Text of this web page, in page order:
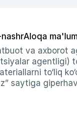
Aloqa
va axborot
agentligi)
to‘liq
saytiga